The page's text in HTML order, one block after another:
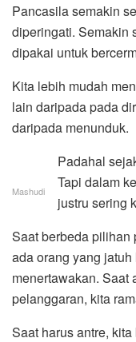
Pancasila semakin
diperingati. Semakin
dipakai untuk
Kita lebih mudah
lain daripada pada
daripada menunduk.
Mashudi
Padahal
Tapi dalam
justru sering
Saat berbeda pilihan
ada orang yang
menertawakan. Saat
pelanggaran, kita
Saat harus antre,